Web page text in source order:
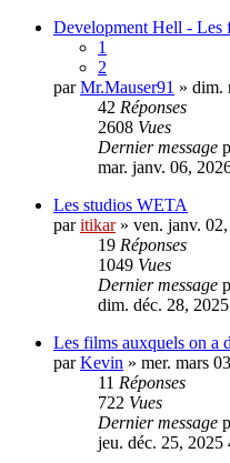
Development Hell - Les
1
2
parMr.Mauser91 » dim.
42 Réponses
2608 Vues
Dernier message
mar. janv. 06,
Les studios WETA
paritikar» ven. janv.
19 Réponses
1049 Vues
Dernier message
dim. déc. 28,
Les films auxquels on a
parKevin » mer. mars
11 Réponses
722 Vues
Dernier message
jeu. déc. 25, 2025